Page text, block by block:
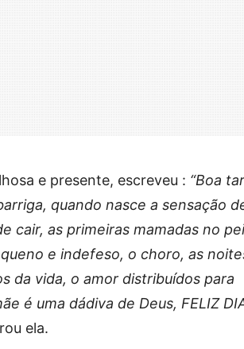
e presente, escreveu : “Boa
quando nasce a sensação
cair, as primeiras mamadas no
e indefeso, o choro, as
da vida, o amor distribuídos para
é uma dádiva de Deus, FELIZ
ela.